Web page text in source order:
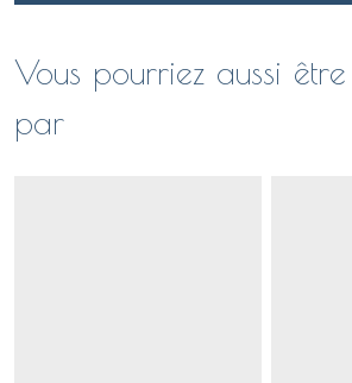
Vous pourriez aussi
par